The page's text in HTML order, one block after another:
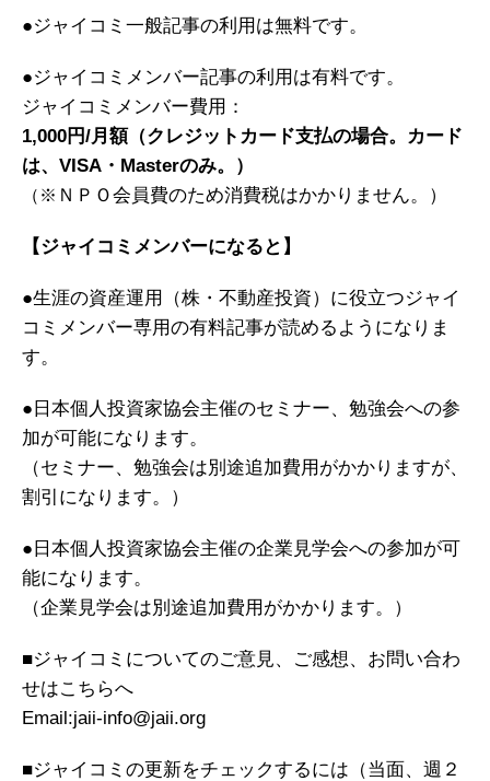
●ジャイコミ一般記事の利用は無料です。
●ジャイコミメンバー記事の利用は有料です。
ジャイコミメンバー費用：
1,000円/月額（クレジットカード支払の場合。カード
は、VISA・Masterのみ。
）
（※ ＮＰＯ会員費のため消費税はかかりません。）
【ジャイコミメンバーになると】
●生涯の資産運用（株・不動産投資）に役立つジャイ
コミメンバー専用の有料記事が読めるようになりま
す。
● 日本個人投資家協会主催のセミナー、 勉強会への参
加が可能になります。
（セミナー、勉強会は別途追加費用がかかりますが、
割引になります。
）
● 日本個人投資家協会主催の企業見学会への参加が可
能になります。
（企業見学会は別途追加費用がかかります。）
■ジャイコミについてのご意見、ご感想、お問い合わ
せはこちらへ
Email:jaii-info@jaii.org
■ジャイコミの更新をチェックするには（当面、週２